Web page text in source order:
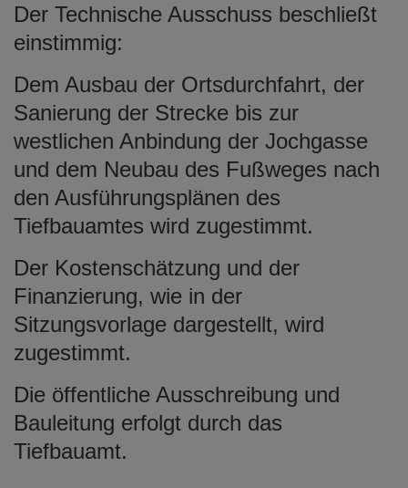
Der Technische Ausschuss beschließt
einstimmig:
Dem Ausbau der Ortsdurchfahrt, der
Sanierung der Strecke bis zur
westlichen Anbindung der Jochgasse
und dem Neubau des Fußweges nach
den Ausführungsplänen des
Tiefbauamtes wird zugestimmt.
Der Kostenschätzung und der
Finanzierung, wie in der
Sitzungsvorlage dargestellt, wird
zugestimmt.
Die öffentliche Ausschreibung und
Bauleitung erfolgt durch das
Tiefbauamt.